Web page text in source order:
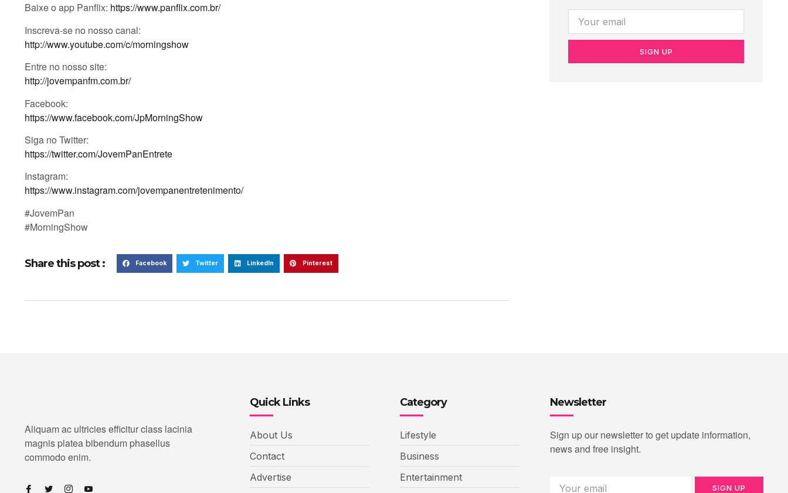
Baixe o app Panflix: https://www.panflix.com.br/
Inscreva-se no nosso canal:
http://www.youtube.com/c/morningshow
Entre no nosso site:
http://jovempanfm.com.br/
Facebook:
https://www.facebook.com/JpMorningShow
Siga no Twitter:
https://twitter.com/JovemPanEntrete
Instagram:
https://www.instagram.com/jovempanentretenimento/
#JovemPan
#MorningShow
Share this post : Facebook Twitter LinkedIn Pinterest
SIGN UP
Aliquam ac ultricies efficitur class lacinia
magnis platea bibendum phasellus
commodo enim.
Quick Links
About Us
Contact
Advertise
Category
Lifestyle
Business
Entertainment
Newsletter
Sign up our newsletter to get update information,
news and free insight.
SIGN UP